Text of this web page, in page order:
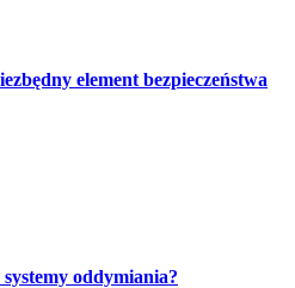
element bezpieczeństwa
oddymiania?